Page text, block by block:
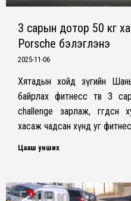
3 сарын дотор 50 кг
Porsche бэлэглэнэ
2025-11-06
Хятадын хойд зүгийн
байрлах фитнесс төв 3
challenge зарлаж,
хасаж чадсан хүнд уг
Цааш унших